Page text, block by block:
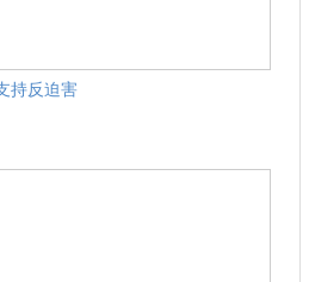
持反迫害